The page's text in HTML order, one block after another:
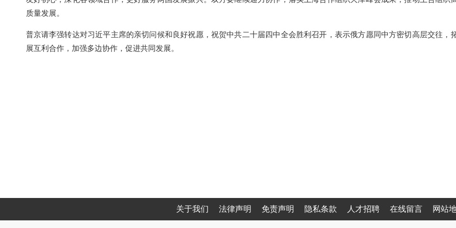
质量发展。
普京请李强转达对习近平主席的亲切问候和良好祝愿，祝贺中共二十届四中全会胜利召开，表示俄方愿同中方密切高层交往，
展互利合作，加强多边协作，促进共同发展。
关于我们 法律声明 免责声明 隐私条款 人才招聘 在线留言 网站